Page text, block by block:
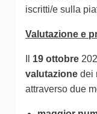
iscritti/e sulla
Valutazione e
19 ottobre
valutazione dei
attraverso due